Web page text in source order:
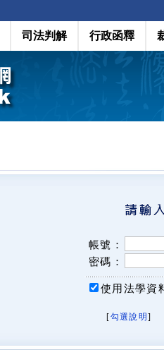
司法判解 行政函釋
帳號：
密碼：
使用法學資
[勾選說明 ]